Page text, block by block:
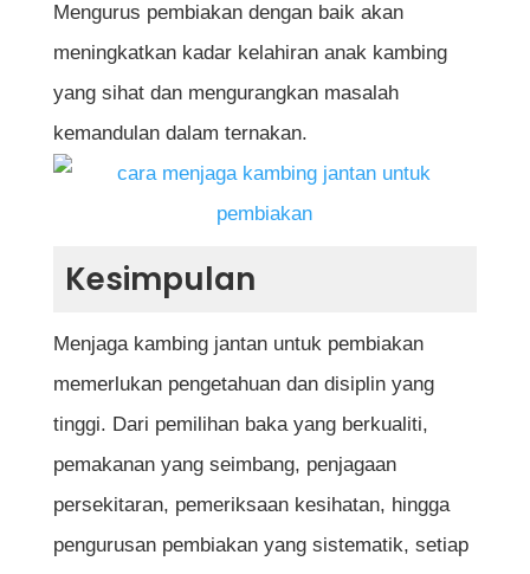
Mengurus pembiakan dengan baik akan
meningkatkan kadar kelahiran anak kambing
yang sihat dan mengurangkan masalah
kemandulan dalam ternakan.
Kesimpulan
Menjaga kambing jantan untuk pembiakan
memerlukan pengetahuan dan disiplin yang
tinggi. Dari pemilihan baka yang berkualiti,
pemakanan yang seimbang, penjagaan
persekitaran, pemeriksaan kesihatan, hingga
pengurusan pembiakan yang sistematik, setiap